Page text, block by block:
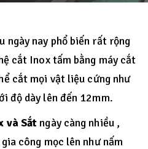
ngày nay phổ biến rất rộng
cắt Inox tấm bằng máy cắt
cắt mọi vật liệu cứng như
độ dày lên đến 12mm.
và Sắt ngày càng nhiều ,
công mọc lên như nấm